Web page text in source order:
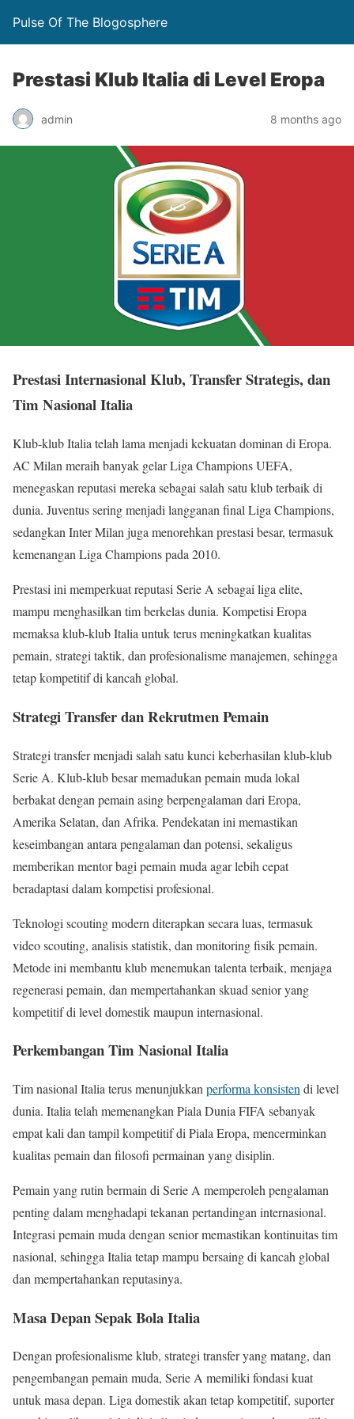
Pulse Of The Blogosphere
Prestasi Klub Italia di Level Eropa
admin 8 months ago
Prestasi Internasional Klub, Transfer Strategis, dan
Tim Nasional Italia
Klub-klub Italia telah lama menjadi kekuatan dominan di Eropa.
AC Milan meraih banyak gelar Liga Champions UEFA,
menegaskan reputasi mereka sebagai salah satu klub terbaik di
dunia. Juventus sering menjadi langganan final Liga Champions,
sedangkan Inter Milan juga menorehkan prestasi besar, termasuk
kemenangan Liga Champions pada 2010.
Prestasi ini memperkuat reputasi Serie A sebagai liga elite,
mampu menghasilkan tim berkelas dunia. Kompetisi Eropa
memaksa klub-klub Italia untuk terus meningkatkan kualitas
pemain, strategi taktik, dan profesionalisme manajemen, sehingga
tetap kompetitif di kancah global.
Strategi Transfer dan Rekrutmen Pemain
Strategi transfer menjadi salah satu kunci keberhasilan klub-klub
Serie A. Klub-klub besar memadukan pemain muda lokal
berbakat dengan pemain asing berpengalaman dari Eropa,
Amerika Selatan, dan Afrika. Pendekatan ini memastikan
keseimbangan antara pengalaman dan potensi, sekaligus
memberikan mentor bagi pemain muda agar lebih cepat
beradaptasi dalam kompetisi profesional.
Teknologi scouting modern diterapkan secara luas, termasuk
video scouting, analisis statistik, dan monitoring fisik pemain.
Metode ini membantu klub menemukan talenta terbaik, menjaga
regenerasi pemain, dan mempertahankan skuad senior yang
kompetitif di level domestik maupun internasional.
Perkembangan Tim Nasional Italia
Tim nasional Italia terus menunjukkan performa konsisten di level
dunia. Italia telah memenangkan Piala Dunia FIFA sebanyak
empat kali dan tampil kompetitif di Piala Eropa, mencerminkan
kualitas pemain dan filosofi permainan yang disiplin.
Pemain yang rutin bermain di Serie A memperoleh pengalaman
penting dalam menghadapi tekanan pertandingan internasional.
Integrasi pemain muda dengan senior memastikan kontinuitas tim
nasional, sehingga Italia tetap mampu bersaing di kancah global
dan mempertahankan reputasinya.
Masa Depan Sepak Bola Italia
Dengan profesionalisme klub, strategi transfer yang matang, dan
pengembangan pemain muda, Serie A memiliki fondasi kuat
untuk masa depan. Liga domestik akan tetap kompetitif, suporter